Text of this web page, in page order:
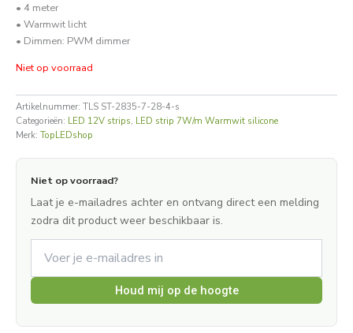
• 4 meter
• Warmwit licht
• Dimmen: PWM dimmer
Niet op voorraad
Artikelnummer: TLS ST-2835-7-28-4-s
Categorieën: LED 12V strips, LED strip 7W/m Warmwit silicone
Merk: TopLEDshop
Niet op voorraad?
Laat je e-mailadres achter en ontvang direct een melding
zodra dit product weer beschikbaar is.
Houd mij op de hoogte